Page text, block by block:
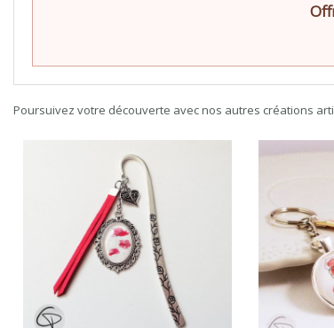
Poursuivez votre découverte avec nos autres créations